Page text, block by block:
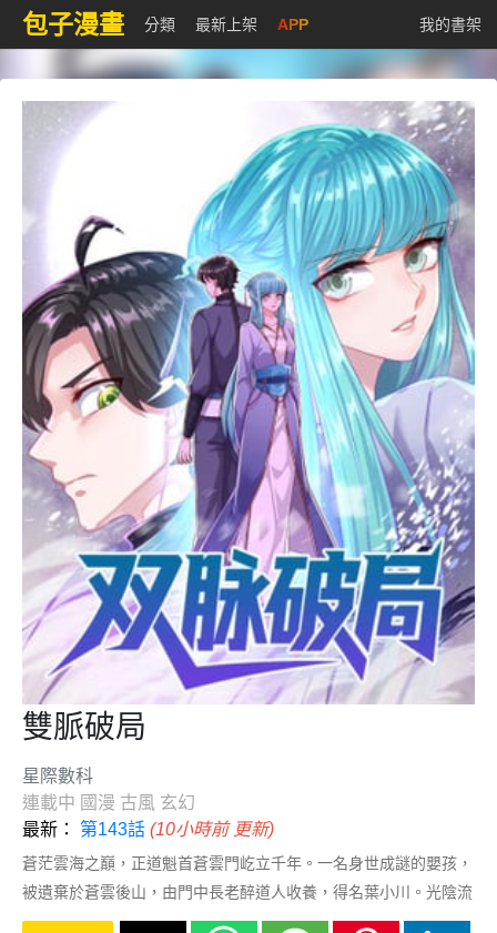
包子漫畫 分類 最新上架 APP 我的書架
雙脈破局
星際數科
連載中 國漫 古風 玄幻
最新： 第143話 (10小時前 更新)
蒼茫雲海之巔，正道魁首蒼雲門屹立千年。一名身世成謎的嬰孩，
被遺棄於蒼雲後山，由門中長老醉道人收養，得名葉小川。光陰流
轉，葉小川漸漸長大，他作爲魔教遺孤的身份也被暴露，師門情